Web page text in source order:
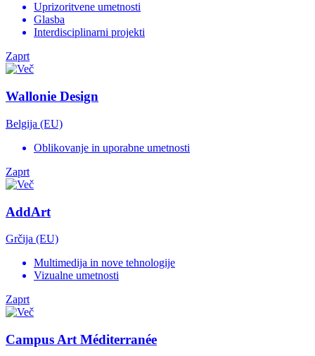
Uprizoritvene umetnosti
Glasba
Interdisciplinarni projekti
Zaprt
Wallonie Design
Belgija (EU)
Oblikovanje in uporabne umetnosti
Zaprt
AddArt
Grčija (EU)
Multimedija in nove tehnologije
Vizualne umetnosti
Zaprt
Campus Art Méditerranée